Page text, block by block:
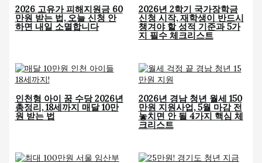
2026 고유가 피해지원금 60
만원 받는 법, 오늘 신청 안
하면 내일 소멸합니다
2026년 2학기 국가장학금
신청 시작, 재학생이 반드시
챙겨야 할 성적 기준과 5가
지 필수 체크리스트
인천형 아이 꿈 수당 2026년
총정리, 18세까지 매달 10만
원 받는 법
2026년 경남 청년 월세 150
만원 지원사업, 5월 마감 전
놓치면 안 될 4가지 핵심 체
크리스트